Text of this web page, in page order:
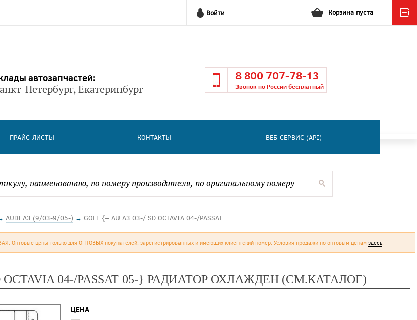
Войти Корзина пуста
автозапчастей:
Петербург, Екатеринбург
8 800 707-78-13
Звонок по России бесплатный
ПРАЙС-ЛИСТЫ КОНТАКТЫ ВЕБ-СЕРВИС (API)
AUDI A3 (9/03-9/05-) → GOLF {+ AU A3 03-/ SD OCTAVIA 04-/PASSAT.
Оптовые цены только для ОПТОВЫХ покупателей, зарегистрированных и имеющих клиентский номер. Условия продажи по оптовым ценам здесь.
OCTAVIA 04-/PASSAT 05-} РАДИАТОР ОХЛАЖДЕН (СМ.КАТАЛОГ)
ЦЕНА